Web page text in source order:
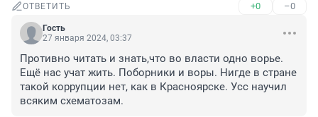
ОТВЕТИТЬ +0 –0
Гость
27 января 2024, 03:37
Противно читать и знать,что во власти одно ворье.
Ещё нас учат жить. Поборники и воры. Нигде в стране
такой коррупции нет, как в Красноярске. Усс научил
всяким схематозам.